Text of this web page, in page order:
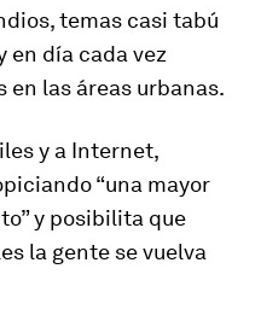
temas casi tabú
en día cada vez
en las áreas urbanas.
y a Internet,
“una mayor
y posibilita que
la gente se vuelva